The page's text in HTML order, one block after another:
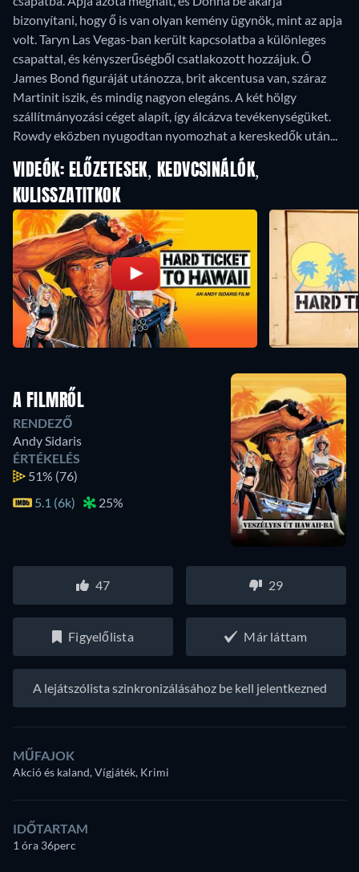
bizonyítani, hogy ő is van olyan kemény ügynök, mint az apja
volt. Taryn Las Vegas-ban került kapcsolatba a különleges
csapattal, és kényszerűségből csatlakozott hozzájuk. Ő
James Bond figuráját utánozza, brit akcentusa van, száraz
Martinit iszik, és mindig nagyon elegáns. A két hölgy
szállítmányozási céget alapít, így álcázva tevékenységüket.
Rowdy eközben nyugodtan nyomozhat a kereskedők után...
VIDEÓK: ELŐZETESEK, KEDVCSINÁLÓK,
KULISSZATITKOK
A FILMRŐL
RENDEZŐ
Andy Sidaris
ÉRTÉKELÉS
51% (76)
5.1 (6k)
25%
47 29
Figyelőlista Már láttam
A lejátszólista szinkronizálásához be kell jelentkezned
MŰFAJOK
Akció és kaland, Vígjáték, Krimi
IDŐTARTAM
1 óra 36perc